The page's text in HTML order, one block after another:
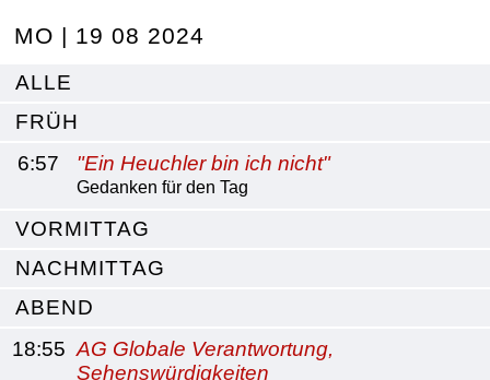
MO | 19 08 2024
ALLE
FRÜH
6:57
"Ein Heuchler bin ich nicht"
Gedanken für den Tag
VORMITTAG
NACHMITTAG
ABEND
18:55 AG Globale Verantwortung,
Sehenswürdigkeiten